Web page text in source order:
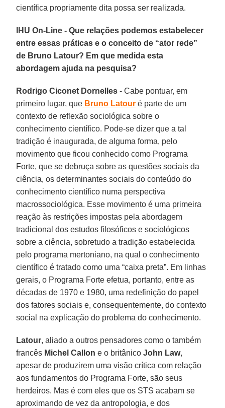
científica propriamente dita possa ser realizada.
IHU On-Line - Que relações podemos estabelecer
entre essas práticas e o conceito de “ator rede”
de Bruno Latour? Em que medida esta
abordagem ajuda na pesquisa?
Rodrigo Ciconet Dornelles - Cabe pontuar, em
primeiro lugar, que Bruno Latour é parte de um
contexto de reflexão sociológica sobre o
conhecimento científico. Pode-se dizer que a tal
tradição é inaugurada, de alguma forma, pelo
movimento que ficou conhecido como Programa
Forte, que se debruça sobre as questões sociais da
ciência, os determinantes sociais do conteúdo do
conhecimento científico numa perspectiva
macrossociológica. Esse movimento é uma primeira
reação às restrições impostas pela abordagem
tradicional dos estudos filosóficos e sociológicos
sobre a ciência, sobretudo a tradição estabelecida
pelo programa mertoniano, na qual o conhecimento
científico é tratado como uma “caixa preta”. Em linhas
gerais, o Programa Forte efetua, portanto, entre as
décadas de 1970 e 1980, uma redefinição do papel
dos fatores sociais e, consequentemente, do contexto
social na explicação do problema do conhecimento.
Latour, aliado a outros pensadores como o também
francês Michel Callon e o britânicoJohn Law,
apesar de produzirem uma visão crítica com relação
aos fundamentos do Programa Forte, são seus
herdeiros. Mas é com eles que os STS acabam se
aproximando de vez da antropologia, e dos